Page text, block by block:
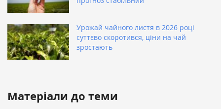
Урожай чайного листя в 2026 році
суттєво скоротився, ціни на чай
зростають
Матеріали до теми